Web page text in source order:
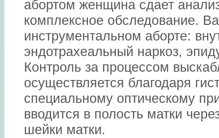
абортом женщина сдает
комплексное обследование.
инструментальном аборте:
эндотрахеальный наркоз,
Контроль за процессом
осуществляется благодаря
специальному оптическому
вводится в полость матки
шейки матки.